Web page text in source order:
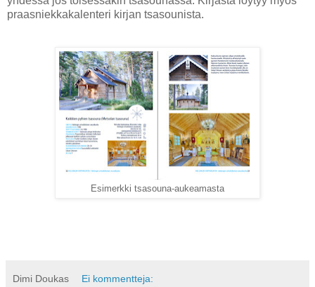
praasniekkakalenteri kirjan tsasounista.
Esimerkki tsasouna-aukeamasta
Dimi Doukas Ei kommentteja: